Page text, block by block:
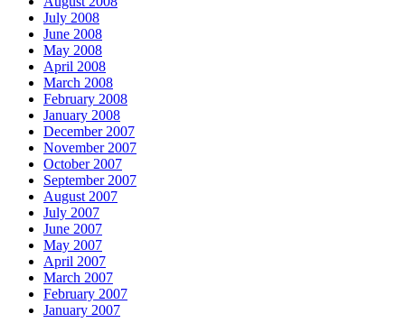
July 2008
June 2008
May 2008
April 2008
March 2008
February 2008
January 2008
December 2007
November 2007
October 2007
September 2007
August 2007
July 2007
June 2007
May 2007
April 2007
March 2007
February 2007
January 2007